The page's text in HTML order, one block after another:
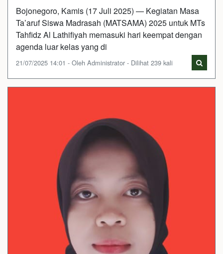
Bojonegoro, Kamis (17 Juli 2025) — Kegiatan Masa
Ta’aruf Siswa Madrasah (MATSAMA) 2025 untuk MTs
Tahfidz Al Lathifiyah memasuki hari keempat dengan
agenda luar kelas yang di
21/07/2025 14:01 - Oleh Administrator - Dilihat 239 kali